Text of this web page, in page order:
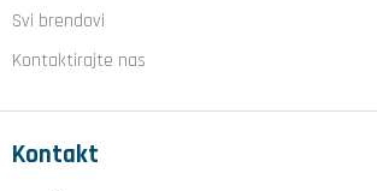
Svi brendovi
Kontaktirajte nas
Kontakt